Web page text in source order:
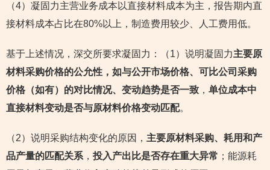
（4）凝固力主营业务成本以直接材料成本为主，报告期内直
接材料成本占比在80%以上，制造费用较少、人工费用低。
基于上述情况，深交所要求凝固力：（1）说明凝固力主要原
材料采购价格的公允性，如与公开市场价格、可比公司采购
价格（如有）的对比情况、变动趋势是否一致 ， 单位成本中
直接材料变动是否与原材料价格变动匹配。
（2）说明采购结构变化的原因， 主要原材料采购、耗用和产
品产量的匹配关系 ， 投入产出比是否存在重大异常 ；能源耗